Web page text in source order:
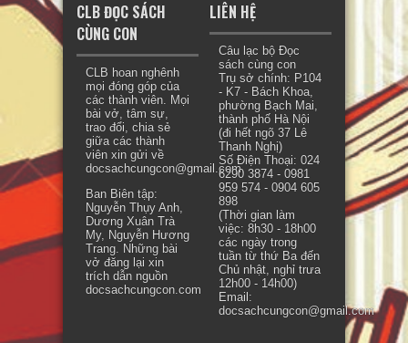
CLB ĐỌC SÁCH
CÙNG CON
CLB hoan nghênh
mọi đóng góp của
các thành viên. Mọi
bài vở, tâm sự,
trao đổi, chia sẻ
giữa các thành
viên xin gửi về
docsachcungcon@gmail.com.
Ban Biên tập:
Nguyễn Thụy Anh,
Dương Xuân Trà
My, Nguyễn Hương
Trang. Những bài
vở đăng lại xin
trích dẫn nguồn
docsachcungcon.com
LIÊN HỆ
Câu lạc bộ Đọc
sách cùng con
Trụ sở chính: P104
- K7 - Bách Khoa,
phường Bạch Mai,
thành phố Hà Nội
(đi hết ngõ 37 Lê
Thanh Nghị)
Số Điện Thoại: 024
6290 3874 - 0981
959 574 - 0904 605
898
(Thời gian làm
việc: 8h30 - 18h00
các ngày trong
tuần từ thứ Ba đến
Chủ nhật, nghỉ trưa
12h00 - 14h00)
Email:
docsachcungcon@gmail.com